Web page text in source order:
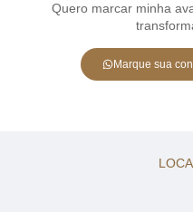
Quero marcar minha
Marque sua